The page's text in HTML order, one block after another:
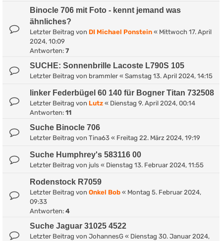
Binocle 706 mit Foto - kennt jemand was
ähnliches?
Letzter Beitrag von DI Michael Ponstein « Mittwoch 17. April
2024, 10:09
Antworten: 7
SUCHE: Sonnenbrille Lacoste L790S 105
Letzter Beitrag von brammler « Samstag 13. April 2024, 14:15
linker Federbügel 60 140 für Bogner Titan 732508
Letzter Beitrag von Lutz « Dienstag 9. April 2024, 00:14
Antworten: 11
Suche Binocle 706
Letzter Beitrag von Tina63 « Freitag 22. März 2024, 19:19
Suche Humphrey's 583116 00
Letzter Beitrag von juls « Dienstag 13. Februar 2024, 11:55
Rodenstock R7059
Letzter Beitrag von Onkel Bob « Montag 5. Februar 2024,
09:33
Antworten: 4
Suche Jaguar 31025 4522
Letzter Beitrag von JohannesG « Dienstag 30. Januar 2024,